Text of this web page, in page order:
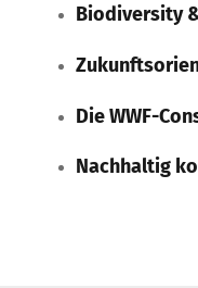
Biodiversity
Die WWF-
Nachhaltig